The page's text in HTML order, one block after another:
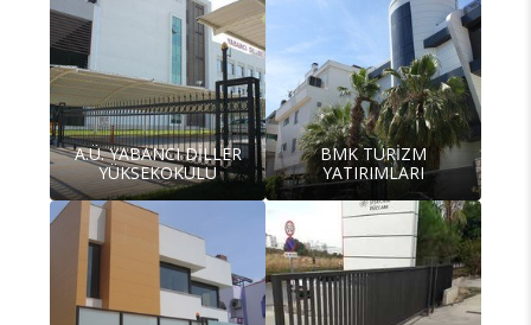
A.Ü. YABANCI DİLLER
YÜKSEKOKULU
BMK TURİZM
YATIRIMLARI